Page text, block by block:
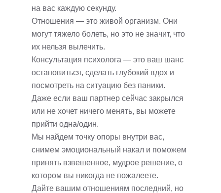
на вас каждую секунду.
Отношения — это живой организм. Они
могут тяжело болеть, но это не значит, что
их нельзя вылечить.
Консультация психолога — это ваш шанс
остановиться, сделать глубокий вдох и
посмотреть на ситуацию без паники.
Даже если ваш партнер сейчас закрылся
или не хочет ничего менять, вы можете
прийти одна/один.
Мы найдем точку опоры внутри вас,
снимем эмоциональный накал и поможем
принять взвешенное, мудрое решение, о
котором вы никогда не пожалеете.
Дайте вашим отношениям последний, но